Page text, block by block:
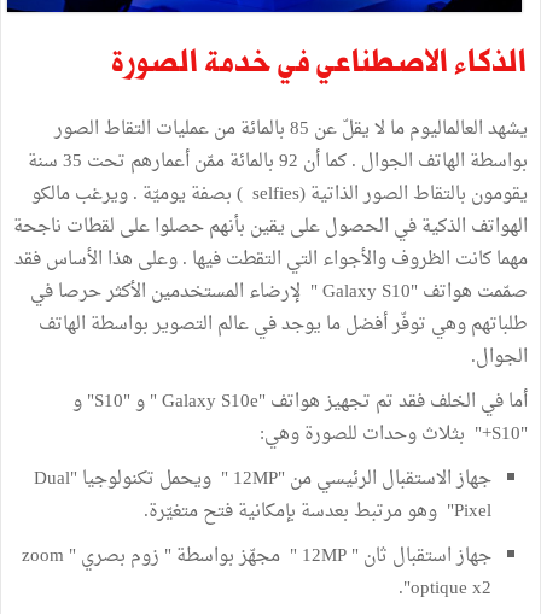
الذكاء الاصطناعي في خدمة الصورة
يشهد العالماليوم ما لا يقلّ عن 85 بالمائة من عمليات التقاط الصور
بواسطة الهاتف الجوال . كما أن 92 بالمائة ممّن أعمارهم تحت 35 سنة
يقومون بالتقاط الصور الذاتية (selfies ) بصفة يوميّة . ويرغب مالكو
الهواتف الذكية في الحصول على يقين بأنهم حصلوا على لقطات ناجحة
مهما كانت الظروف والأجواء التي التقطت فيها . وعلى هذا الأساس فقد
صمّمت هواتف "Galaxy S10 " لإرضاء المستخدمين الأكثر حرصا في
طلباتهم وهي توفّر أفضل ما يوجد في عالم التصوير بواسطة الهاتف
الجوال.
أما في الخلف فقد تم تجهيز هواتف "Galaxy S10e " و "S10" و
"S10+" بثلاث وحدات للصورة وهي:
جهاز الاستقبال الرئيسي من "12MP " ويحمل تكنولوجيا "Dual
Pixel" وهو مرتبط بعدسة بإمكانية فتح متغيّرة.
جهاز استقبال ثان " 12MP " مجهّز بواسطة " زوم بصري " zoom
optique x2".